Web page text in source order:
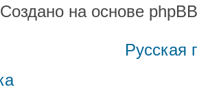
Создано на основе
Русская